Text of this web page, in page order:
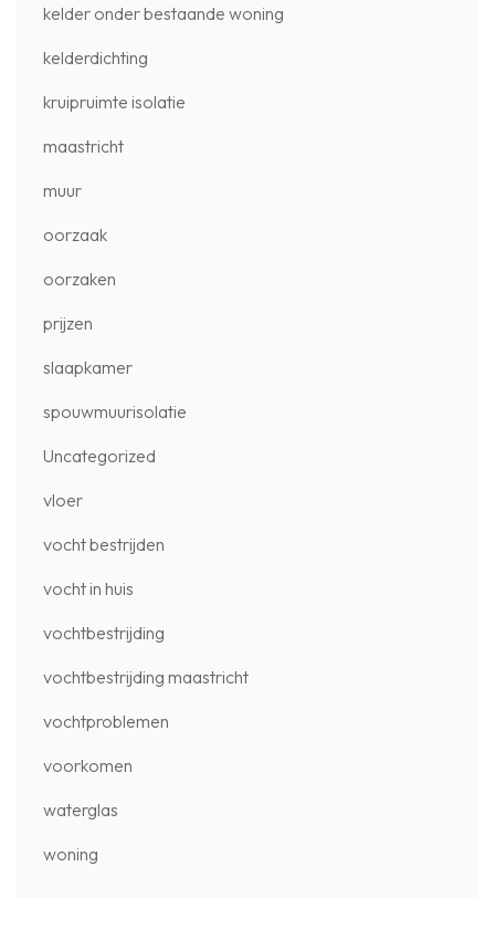
kelder onder bestaande woning
kelderdichting
kruipruimte isolatie
maastricht
muur
oorzaak
oorzaken
prijzen
slaapkamer
spouwmuurisolatie
Uncategorized
vloer
vocht bestrijden
vocht in huis
vochtbestrijding
vochtbestrijding maastricht
vochtproblemen
voorkomen
waterglas
woning